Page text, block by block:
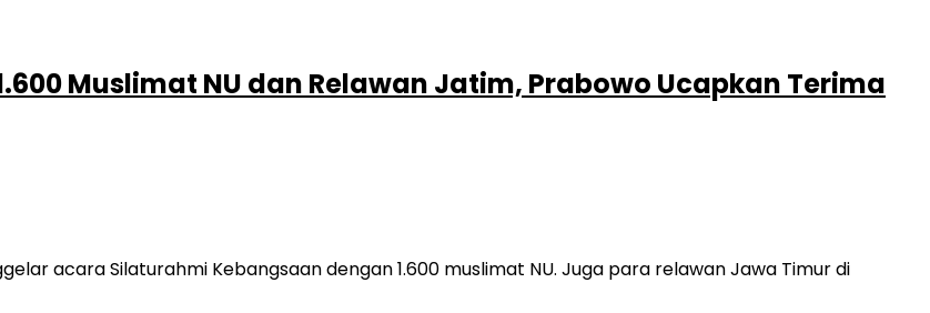
Muslimat NU dan Relawan Jatim, Prabowo Ucapkan Terima
acara Silaturahmi Kebangsaan dengan 1.600 muslimat NU. Juga para relawan Jawa Timur di